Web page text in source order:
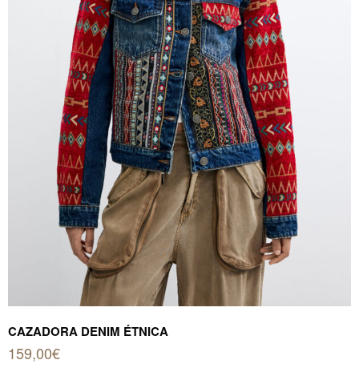
producto
CAZADORA DENIM ÉTNICA
159,00€